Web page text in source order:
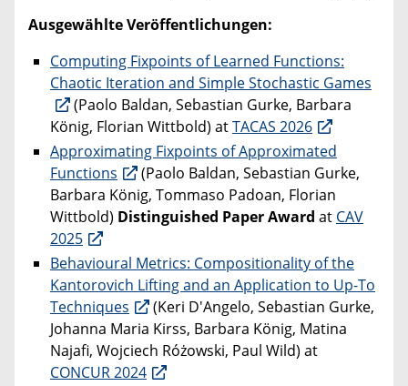
Ausgewählte Veröffentlichungen:
Computing Fixpoints of Learned Functions:
Chaotic Iteration and Simple Stochastic Games
(Paolo Baldan, Sebastian Gurke, Barbara
König, Florian Wittbold) atTACAS 2026
Approximating Fixpoints of Approximated
Functions
(Paolo Baldan, Sebastian Gurke,
Barbara König, Tommaso Padoan, Florian
Wittbold) Distinguished Paper Award at CAV
2025
Behavioural Metrics: Compositionality of the
Kantorovich Lifting and an Application to Up-To
Techniques
(Keri D'Angelo, Sebastian Gurke,
Johanna Maria Kirss, Barbara König, Matina
Najafi, Wojciech Różowski, Paul Wild) at
CONCUR 2024